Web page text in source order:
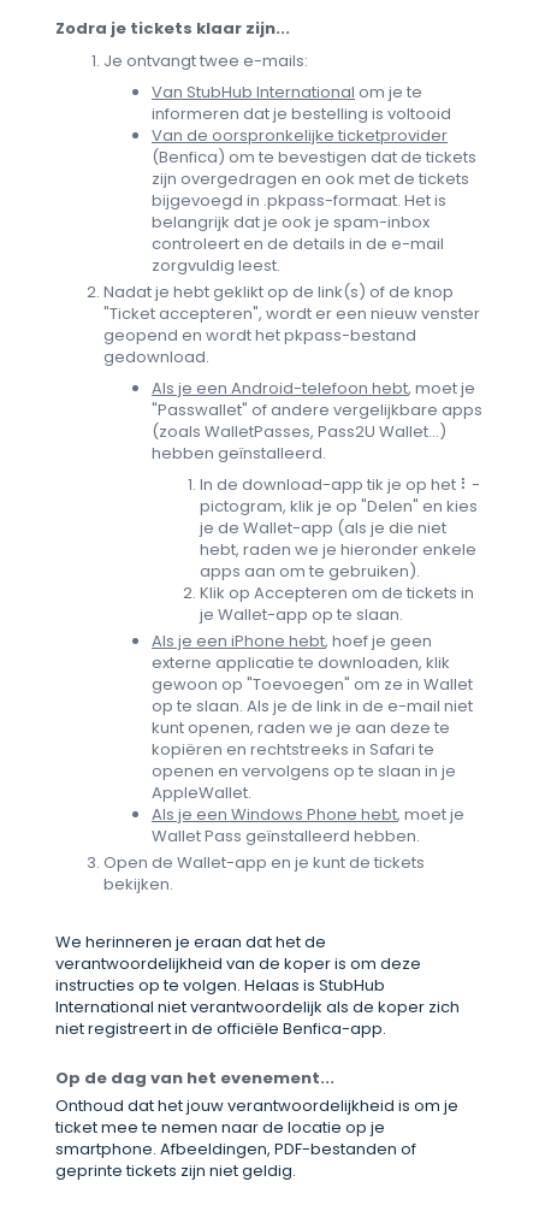
Zodra je tickets klaar zijn...
Je ontvangt twee e-mails:
Van StubHub International om je te
informeren dat je bestelling is voltooid
Van de oorspronkelijke ticketprovider
(Benfica) om te bevestigen dat de tickets
zijn overgedragen en ook met de tickets
bijgevoegd in .pkpass-formaat. Het is
belangrijk dat je ook je spam-inbox
controleert en de details in de e-mail
zorgvuldig leest.
Nadat je hebt geklikt op de link(s) of de knop
"Ticket accepteren", wordt er een nieuw venster
geopend en wordt het pkpass-bestand
gedownload.
Als je een Android-telefoon hebt, moet je
"Passwallet" of andere vergelijkbare apps
(zoals WalletPasses, Pass2U Wallet...)
hebben geïnstalleerd.
In de download-app tik je op het ⠇-
pictogram, klik je op "Delen" en kies
je de Wallet-app (als je die niet
hebt, raden we je hieronder enkele
apps aan om te gebruiken).
Klik op Accepteren om de tickets in
je Wallet-app op te slaan.
Als je een iPhone hebt, hoef je geen
externe applicatie te downloaden, klik
gewoon op "Toevoegen" om ze in Wallet
op te slaan. Als je de link in de e-mail niet
kunt openen, raden we je aan deze te
kopiëren en rechtstreeks in Safari te
openen en vervolgens op te slaan in je
AppleWallet.
Als je een Windows Phone hebt, moet je
Wallet Pass geïnstalleerd hebben.
Open de Wallet-app en je kunt de tickets
bekijken.
We herinneren je eraan dat het de
verantwoordelijkheid van de koper is om deze
instructies op te volgen. Helaas is StubHub
International niet verantwoordelijk als de koper zich
niet registreert in de officiële Benfica-app.
Op de dag van het evenement...
Onthoud dat het jouw verantwoordelijkheid is om je
ticket mee te nemen naar de locatie op je
smartphone. Afbeeldingen, PDF-bestanden of
geprinte tickets zijn niet geldig.